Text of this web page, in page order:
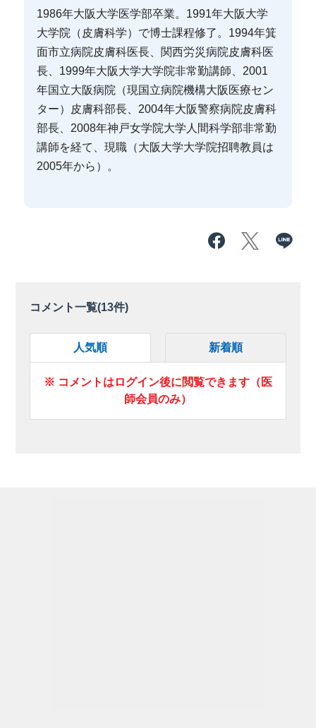
1986年大阪大学医学部卒業。1991年大阪大学
大学院（皮膚科学）で博士課程修了。1994年箕
面市立病院皮膚科医長、関西労災病院皮膚科医
長、1999年大阪大学大学院非常勤講師、2001
年国立大阪病院（現国立病院機構大阪医療セン
ター）皮膚科部長、2004年大阪警察病院皮膚科
部長、2008年神戸女学院大学人間科学部非常勤
講師を経て、現職（大阪大学大学院招聘教員は
2005年から）。
コメント一覧(13件)
人気順 新着順
※ コメントはログイン後に閲覧できます（医
師会員のみ）